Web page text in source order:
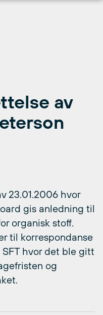
av
23.01.2006 hvor
gis anledning til
organisk stoff.
til korrespondanse
hvor det ble gitt
og